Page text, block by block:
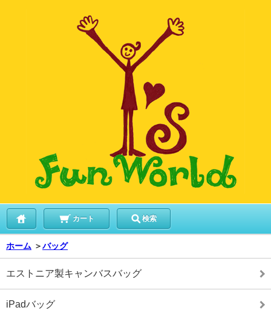
カート 検索
ホーム ＞バッグ
エストニア製キャンバスバッグ
iPadバッグ